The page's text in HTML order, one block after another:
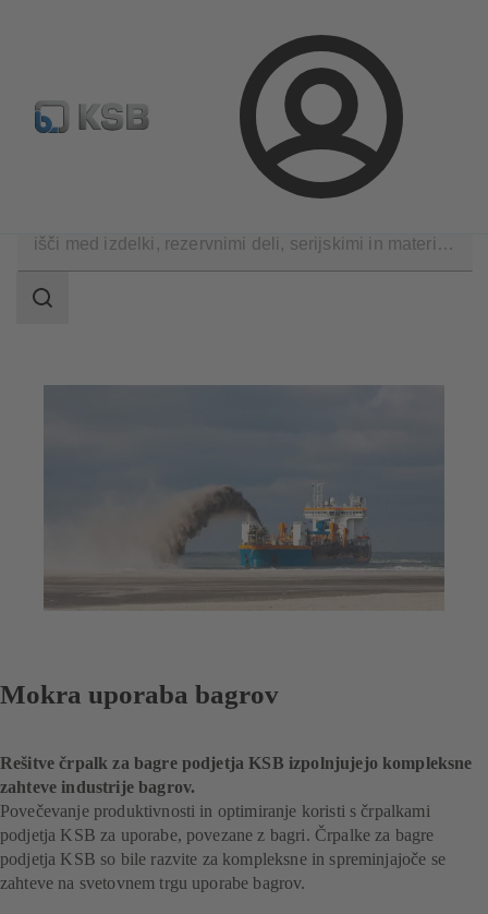
Prijava
Standardno iskanje rezervih delov Konfiguracija
iskanja
področje
Mokra uporaba bagrov
Rešitve črpalk za bagre podjetja KSB izpolnjujejo kompleksne
zahteve industrije bagrov.
Povečevanje produktivnosti in optimiranje koristi s črpalkami
podjetja KSB za uporabe, povezane z bagri. Črpalke za bagre
podjetja KSB so bile razvite za kompleksne in spreminjajoče se
zahteve na svetovnem trgu uporabe bagrov.